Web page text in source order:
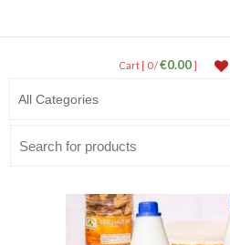
Cart [ 0 /€0.00]